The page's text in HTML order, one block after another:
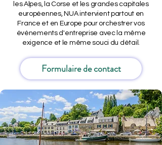
les Alpes, la Corse et les grandes capitales
européennes, NUA intervient partout en
France et en Europe pour orchestrer vos
événements d'entreprise avec la même
exigence et le même souci du détail.
Formulaire de contact